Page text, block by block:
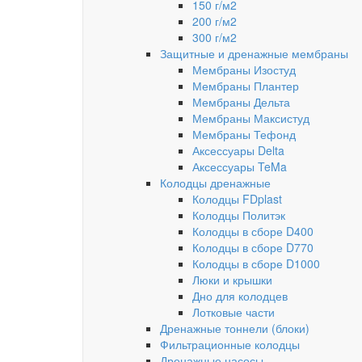
150 г/м2
200 г/м2
300 г/м2
Защитные и дренажные мембраны
Мембраны Изостуд
Мембраны Плантер
Мембраны Дельта
Мембраны Максистуд
Мембраны Тефонд
Аксессуары Delta
Аксессуары TeMa
Колодцы дренажные
Колодцы FDplast
Колодцы Политэк
Колодцы в сборе D400
Колодцы в сборе D770
Колодцы в сборе D1000
Люки и крышки
Дно для колодцев
Лотковые части
Дренажные тоннели (блоки)
Фильтрационные колодцы